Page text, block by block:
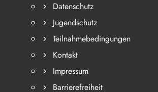
Datenschutz
Jugendschutz
Teilnahmebedingungen
Kontakt
Impressum
Barrierefreiheit